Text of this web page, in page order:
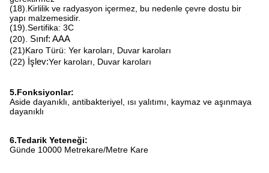
(18).Kirlilik ve radyasyon içermez, bu nedenle çevre dostu bir
yapı malzemesidir.
(19).Sertifika: 3C
(20). Sınıf: AAA
(21)Karo Türü: Yer karoları, Duvar karoları
(22) İşlev:Yer karoları, Duvar karoları
5.Fonksiyonlar:
Aside dayanıklı, antibakteriyel, ısı yalıtımı, kaymaz ve aşınmaya
dayanıklı
6.Tedarik Yeteneği:
Günde 10000 Metrekare/Metre Kare